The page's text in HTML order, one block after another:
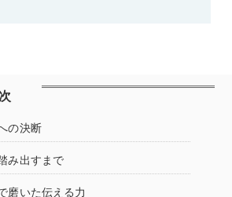
の決断
み出すまで
磨いた伝える力